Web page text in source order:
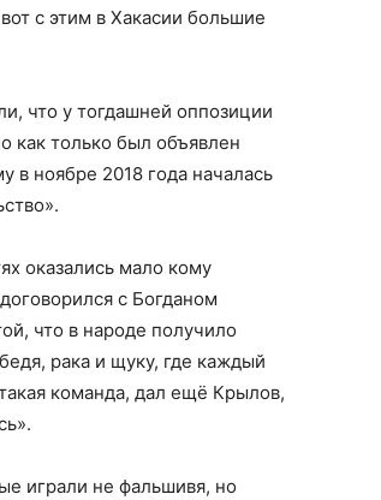
с этим в Хакасии большие
что у тогдашней оппозиции
как только был объявлен
в ноябре 2018 года началась
оказались мало кому
с Богданом
что в народе получило
рака и щуку, где каждый
команда, дал ещё Крылов,
играли не фальшивя, но